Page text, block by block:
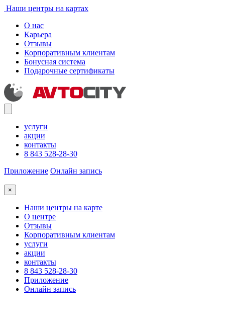
Наши центры на картах
О нас
Карьера
Отзывы
Корпоративным клиентам
Бонусная система
Подарочные сертификаты
услуги
акции
контакты
8 843 528-28-30
Приложение Онлайн запись
×
Наши центры на карте
О центре
Отзывы
Корпоративным клиентам
услуги
акции
контакты
8 843 528-28-30
Приложение
Онлайн запись